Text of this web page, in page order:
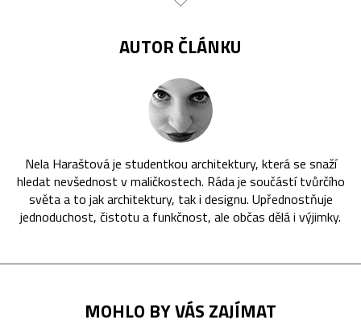
AUTOR ČLÁNKU
Nela Haraštová je studentkou architektury, která se snaží
hledat nevšednost v maličkostech. Ráda je součástí tvůrčího
světa a to jak architektury, tak i designu. Upřednostňuje
jednoduchost, čistotu a funkčnost, ale občas dělá i výjimky.
MOHLO BY VÁS ZAJÍMAT